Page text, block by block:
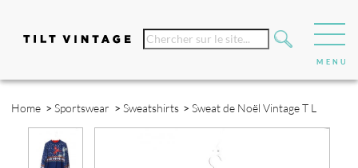
Home > Sportswear > Sweatshirts >Sweat de Noël Vintage T L